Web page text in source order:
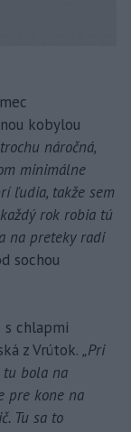
kobylou
náročná,
minimálne
ľudia, takže sem
rok robia tú
na preteky radi
sochou
s chlapmi
z Vrútok. „Pri
tu bola na
pre kone na
Tu sa to